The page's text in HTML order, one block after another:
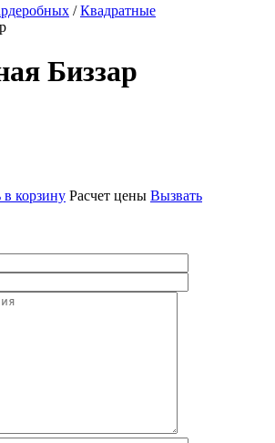
/Квадратные
Биззар
в корзину Расчет цены Вызвать